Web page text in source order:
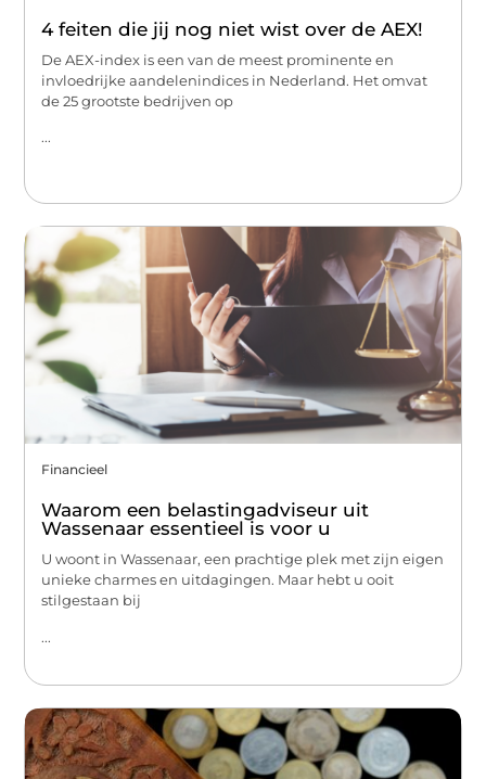
4 feiten die jij nog niet wist over de AEX!
De AEX-index is een van de meest prominente en
invloedrijke aandelenindices in Nederland. Het omvat
de 25 grootste bedrijven op
...
Financieel
Waarom een belastingadviseur uit
Wassenaar essentieel is voor u
U woont in Wassenaar, een prachtige plek met zijn eigen
unieke charmes en uitdagingen. Maar hebt u ooit
stilgestaan bij
...